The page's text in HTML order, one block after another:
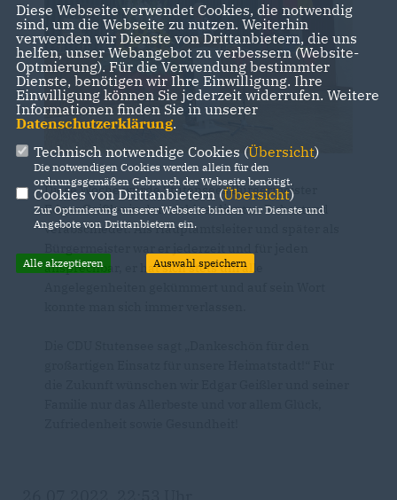
Diese Woche wurde Stutensees Bürgermeister
Edgar Geißler in den wohlverdienten Ruhestand
verabschiedet. Als Hauptamtsleiter und später als
ansprechbar, er hat sich stets um alle
Diese Webseite verwendet Cookies, die notwendig
sind, um die Webseite zu nutzen. Weiterhin
verwenden wir Dienste von Drittanbietern, die uns
helfen, unser Webangebot zu verbessern (Website-
Optmierung). Für die Verwendung bestimmter
Dienste, benötigen wir Ihre Einwilligung. Ihre
Einwilligung können Sie jederzeit widerrufen. Weitere
Informationen finden Sie in unserer
Datenschutzerklärung.
Technisch notwendige Cookies (Übersicht)
Die notwendigen Cookies werden allein für den
ordnungsgemäßen Gebrauch der Webseite benötigt.
Cookies von Drittanbietern (Übersicht)
Zur Optimierung unserer Webseite binden wir Dienste und
Angebote von Drittanbietern ein.
Alle akzeptieren Auswahl speichern